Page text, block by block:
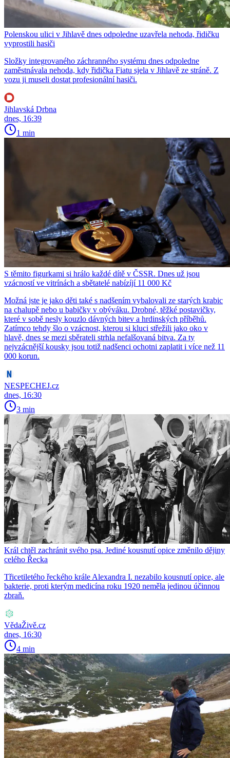
Polenskou ulici v Jihlavě dnes odpoledne uzavřela nehoda, řidičku
vyprostili hasiči
Složky integrovaného záchranného systému dnes odpoledne
zaměstnávala nehoda, kdy řidička Fiatu sjela v Jihlavě ze stráně. Z
vozu ji museli dostat profesionální hasiči.
Jihlavská Drbna
dnes, 16:39
1 min
S těmito figurkami si hrálo každé dítě v ČSSR. Dnes už jsou
vzácností ve vitrínách a sbětatelé nabízíjí 11 000 Kč
Možná jste je jako děti také s nadšením vybalovali ze starých krabic
na chalupě nebo u babičky v obýváku. Drobné, těžké postavičky,
které v sobě nesly kouzlo dávných bitev a hrdinských příběhů.
Zatímco tehdy šlo o vzácnost, kterou si kluci střežili jako oko v
hlavě, dnes se mezi sběrateli strhla nefalšovaná bitva. Za ty
nejvzácnější kousky jsou totiž nadšenci ochotni zaplatit i více než 11
000 korun.
NESPECHEJ.cz
dnes, 16:30
3 min
Král chtěl zachránit svého psa. Jediné kousnutí opice změnilo dějiny
celého Řecka
Třicetiletého řeckého krále Alexandra I. nezabilo kousnutí opice, ale
bakterie, proti kterým medicína roku 1920 neměla jedinou účinnou
zbraň.
VědaŽivě.cz
dnes, 16:30
4 min